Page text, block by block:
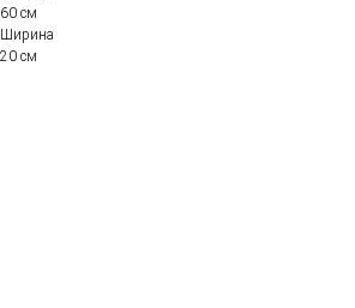
60 см
Ширина
20 см